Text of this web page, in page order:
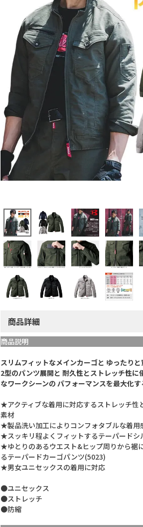
商品詳細
商品説明
スリムフィットなメインカーゴと ゆったり
2型のパンツ展開と 耐久性とストレッチ性に
なワークシーンの パフォーマンスを最大化す
★アクティブな着用に対応するストレッチ性
素材
★製品洗い加工によりコンフォタブルな着用
★スッキリ程よくフィットするテーパードシ
★ゆとりのあるウエスト&ヒップ周りから裾
るテーパードカーゴパンツ(5023)
★男女ユニセックスの着用に対応
●ユニセックス
●ストレッチ
●防縮